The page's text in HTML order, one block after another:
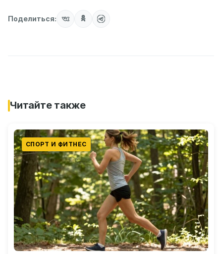
Поделиться:
Читайте также
СПОРТ И ФИТНЕС